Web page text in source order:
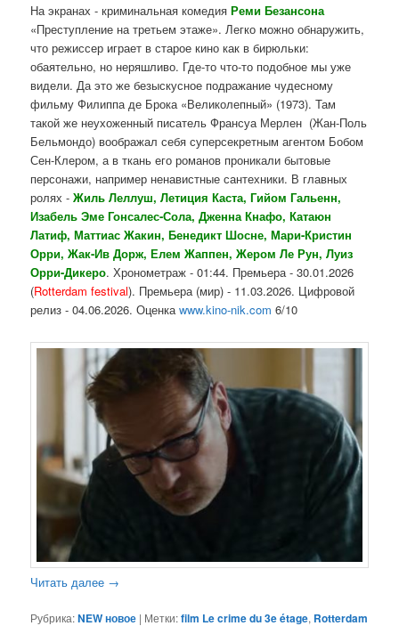
На экранах - криминальная комедияРеми Безансона
«Преступление на третьем этаже». Легко можно обнаружить,
что режиссер играет в старое кино как в бирюльки:
обаятельно, но неряшливо. Где-то что-то подобное мы уже
видели. Да это же безыскусное подражание чудесному
фильму Филиппа де Брока «Великолепный» (1973). Там
такой же неухоженный писатель Франсуа Мерлен (Жан-Поль
Бельмондо) воображал себя суперсекретным агентом Бобом
Сен-Клером, а в ткань его романов проникали бытовые
персонажи, например ненавистные сантехники. В главных
ролях -Жиль Леллуш, Летиция Каста, Гийом Гальенн,
Изабель Эме Гонсалес-Сола, Дженна Кнафо, Катаюн
Латиф, Маттиас Жакин, Бенедикт Шосне, Мари-Кристин
Орри, Жак-Ив Дорж, Елем Жаппен, Жером Ле Рун, Луиз
Орри-Дикеро. Хронометраж - 01:44. Премьера - 30.01.2026
(Rotterdam festival). Премьера (мир) - 11.03.2026. Цифровой
релиз - 04.06.2026. Оценкаwww.kino-nik.com 6/10
Читать далее →
Рубрика:NEW новое | Метки:film Le crime du 3e étage, Rotterdam